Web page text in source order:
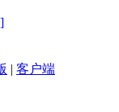
| 客户端